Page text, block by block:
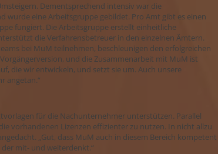
Dementsprechend intensiv war die
eine Arbeitsgruppe gebildet. Pro Amt gibt es einen
fungiert. Die Arbeitsgruppe erstellt einheitliche
die Verfahrensbetreuer in den einzelnen Ämtern.
bei MuM teilnehmen, beschleunigen den erfolgreichen
und die Zusammenarbeit mit MuM ist
die wir entwickeln, und setzt sie um. Auch unsere
angetan.“
für die Nachunternehmer unterstützen. Parallel
vorhandenen Lizenzen effizienter zu nutzen. In nicht allzu
„Gut, dass MuM auch in diesem Bereich kompetent
der mit- und weiterdenkt.“